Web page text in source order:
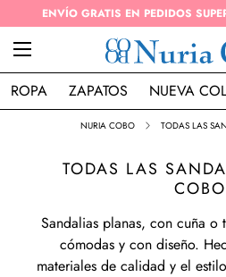
ENVÍO GRATIS EN PEDIDOS
ROPA ZAPATOS NUEVA
NURIA COBO TODAS LAS
TODAS LAS
COBO
Sandalias planas, con cuña o
cómodas y con diseño.
materiales de calidad y el